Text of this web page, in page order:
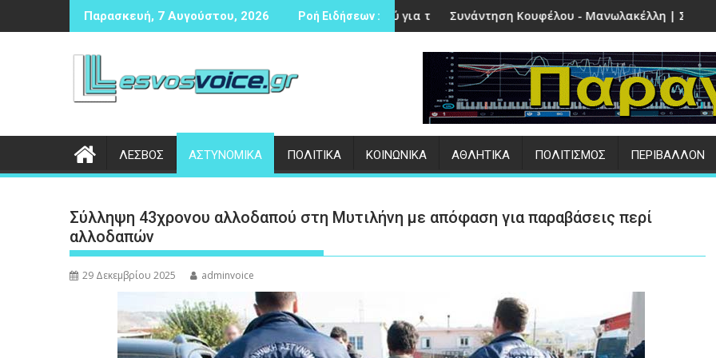
στο
Παρασκευή, 7 Αυγούστου, 2026 Ροή Ειδήσεων :
αντισφαίρισης
Δικογραφία σε βάρος 23χρονου ημεδαπού για τροχαίο στην ΠέτραΣυνάντηση Κουφέλου - Μανωλακέλλη | Στο επίκεντρο το παλιό
Επιτυχημένες
ΛΕΣΒΟΣ ΑΣΤΥΝΟΜΙΚΑ ΠΟΛΙΤΙΚΑ ΚΟΙΝΩΝΙΚΑ ΑΘΛΗΤΙΚΑ ΠΟΛΙΤΙΣΜΟΣ ΠΕΡΙΒΑΛΛΟΝ
Σύλληψη 43χρονου αλλοδαπού στη Μυτιλήνη με απόφαση για παραβάσεις περί
αλλοδαπών
29 Δεκεμβρίου 2025 adminvoice